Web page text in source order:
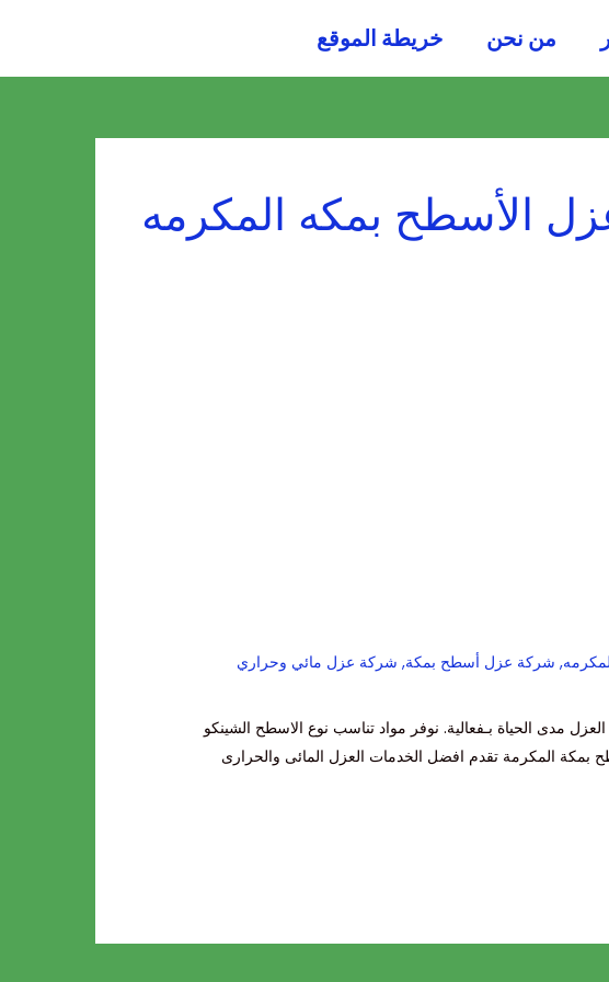
من نحن خريطة الموقع
الأسطح بمكه المكرمه
, شركة عزل أسطح بمكة, شركة عزل مائي وحراري
مدى الحياة بـفعالية. نوفر مواد تناسب نوع الاسطح الشينكو
بمكة المكرمة تقدم افضل الخدمات العزل المائى والحرارى